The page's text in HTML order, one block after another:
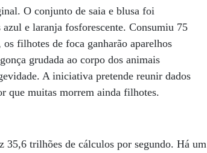
O conjunto de saia e blusa foi
e laranja fosforescente. Consumiu 75
filhotes de foca ganharão aparelhos
grudada ao corpo dos animais
A iniciativa pretende reunir dados
que muitas morrem ainda filhotes.
35,6 trilhões de cálculos por segundo. Há um